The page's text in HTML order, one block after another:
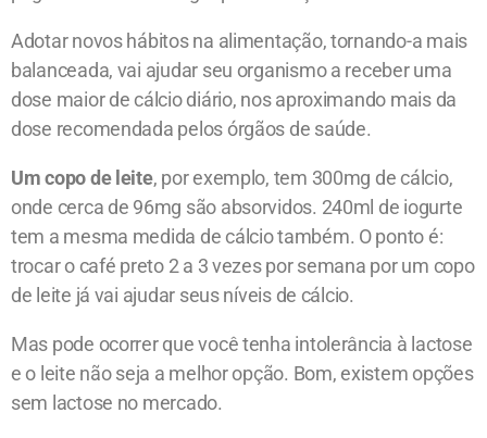
Adotar novos hábitos na alimentação, tornando-a mais
balanceada, vai ajudar seu organismo a receber uma
dose maior de cálcio diário, nos aproximando mais da
dose recomendada pelos órgãos de saúde.
Um copo de leite, por exemplo, tem 300mg de cálcio,
onde cerca de 96mg são absorvidos. 240ml de iogurte
tem a mesma medida de cálcio também. O ponto é:
trocar o café preto 2 a 3 vezes por semana por um copo
de leite já vai ajudar seus níveis de cálcio.
Mas pode ocorrer que você tenha intolerância à lactose
e o leite não seja a melhor opção. Bom, existem opções
sem lactose no mercado.